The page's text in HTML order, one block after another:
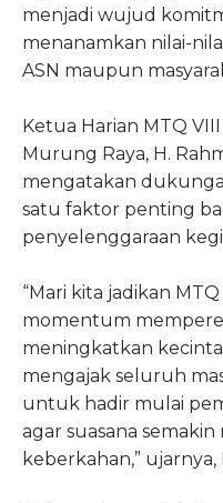
menjadi wujud
menanamkan nilai-
ASN maupun
Ketua Harian MTQ
Murung Raya, H.
mengatakan
satu faktor penting
penyelenggaraan
“Mari kita jadikan
momentum
meningkatkan
mengajak seluruh
untuk hadir mulai
agar suasana
keberkahan,”